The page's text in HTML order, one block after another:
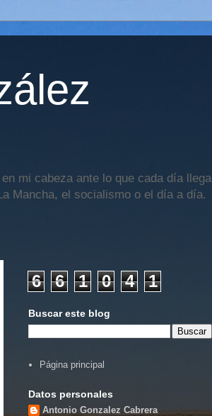
mi cabeza ante lo que cada día llega
Mancha, el socialismo o el día a día.
6 6 1 0 4 1
Buscar este blog
Página principal
Datos personales
Antonio Gonzalez Cabrera